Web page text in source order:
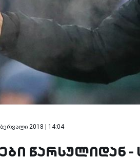
2018 | 14:04
წარსულიდან